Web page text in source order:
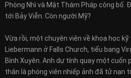
Phòng Nhì và Mật Thám Pháp công bố.
tới Bảy Viễn. Còn người Mỹ?
Vừa rồi, một chuyên viên về khoa học
Liebermann ở Falls Church, tiểu bang
Bình Xuyên. Anh dự tính quay một cuốn
thân là phóng viên nhiếp ảnh đã tử nạn